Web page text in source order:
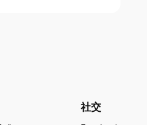
社交